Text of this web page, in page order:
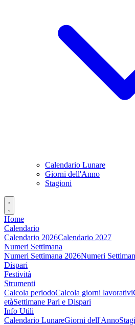
Calendario Lunare
Giorni dell'Anno
Stagioni
Home
Calendario
Calendario 2026Calendario 2027
Numeri Settimana
Numeri Settimana 2026Numeri
Dispari
Festività
Strumenti
Calcola periodoCalcola giorni lavorativi
etàSettimane Pari e Dispari
Info Utili
Calendario LunareGiorni dell'Anno